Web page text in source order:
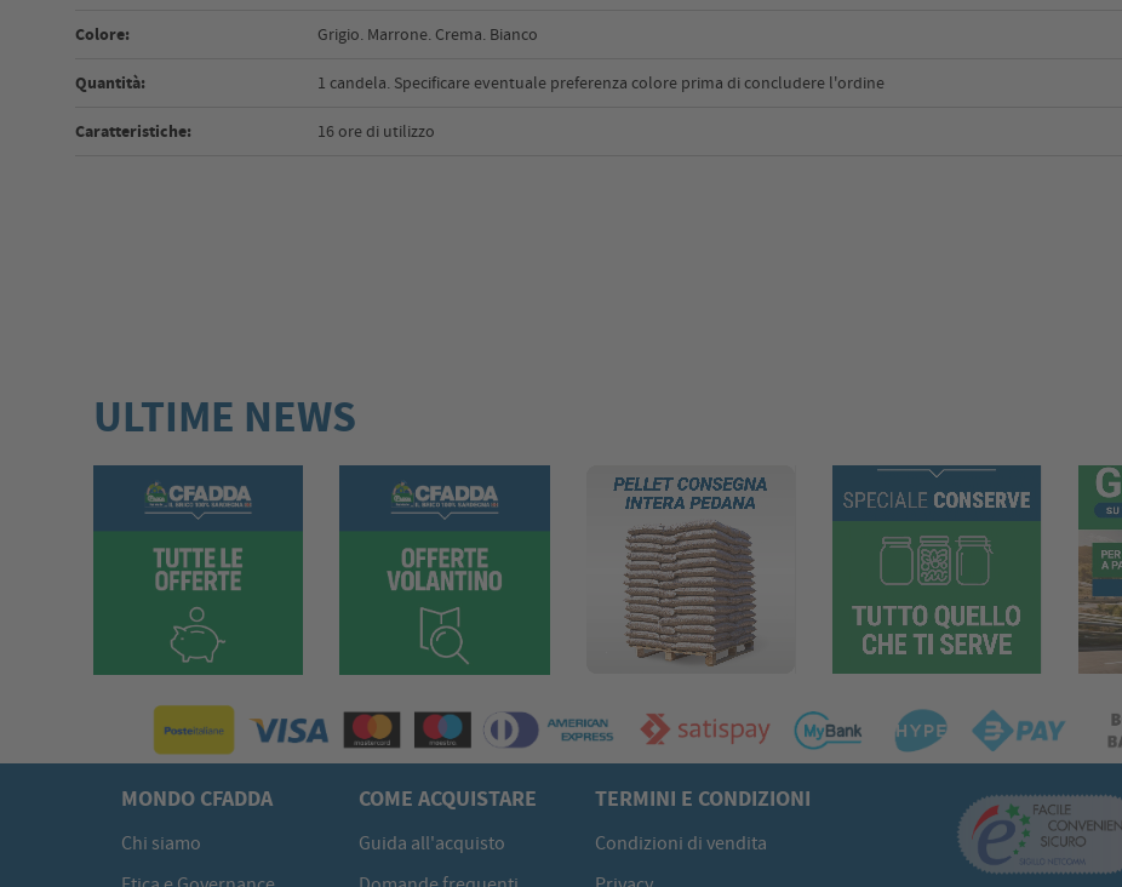
Colore: Grigio. Marrone. Crema. Bianco
Quantità: 1 candela. Specificare eventuale preferenza colore prima di concludere l'ordine
Caratteristiche: 16 ore di utilizzo
ULTIME NEWS
MONDO CFADDA
Chi siamo
COME ACQUISTARE
Guida all'acquisto
TERMINI E CONDIZIONI
Condizioni di vendita